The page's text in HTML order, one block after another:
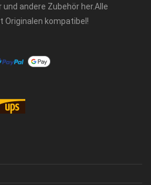
andere Zubehör her.Alle
Originalen kompatibel!